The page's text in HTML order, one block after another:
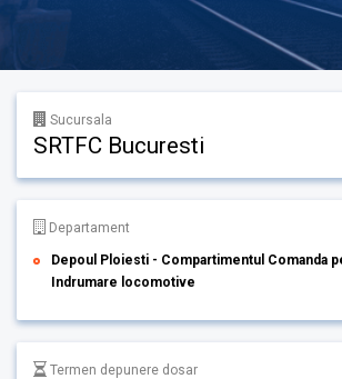
Sucursala
SRTFC Bucuresti
Departament
Depoul Ploiesti - Compartimentul Comanda
Indrumare locomotive
Termen depunere dosar